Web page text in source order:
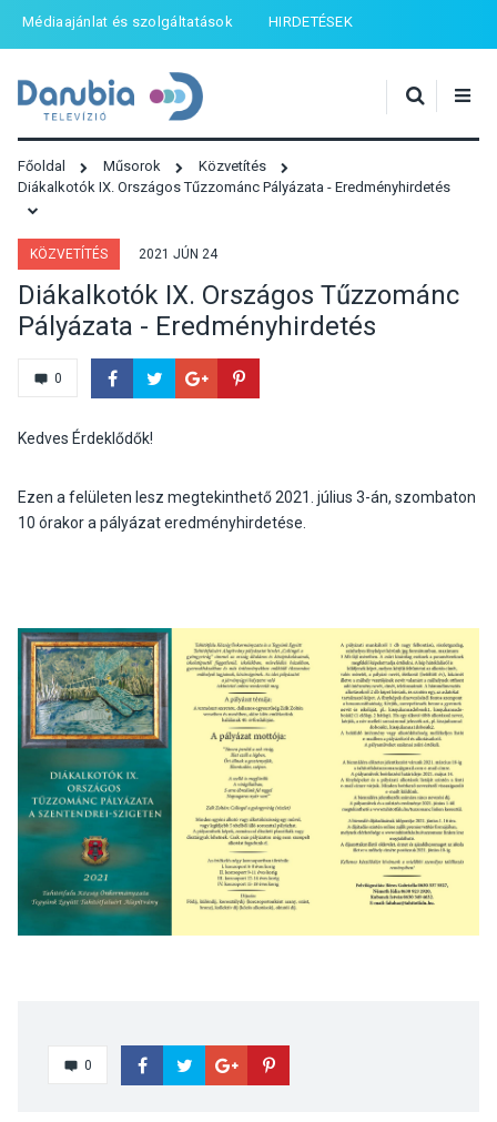
Médiaajánlat és szolgáltatások HIRDETÉSEK
Főoldal Műsorok
Közvetítés
Diákalkotók IX. Országos Tűzzománc Pályázata - Eredményhirdetés
KÖZVETÍTÉS 2021 JÚN 24
Diákalkotók IX. Országos Tűzzománc
Pályázata - Eredményhirdetés
0
Kedves Érdeklődők!
Ezen a felületen lesz megtekinthető 2021. július 3-án, szombaton
10 órakor a pályázat eredményhirdetése.
0